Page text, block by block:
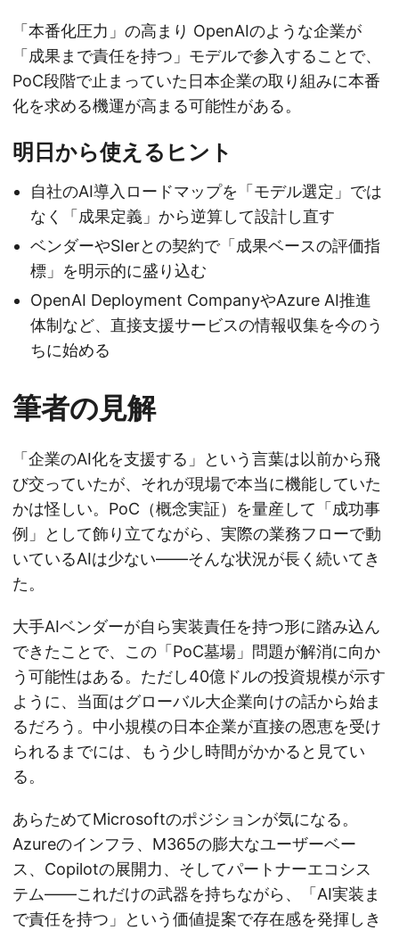
「本番化圧力」の高まり OpenAIのような企業が
「成果まで責任を持つ」モデルで参入することで、
PoC段階で止まっていた日本企業の取り組みに本番
化を求める機運が高まる可能性がある。
明日から使えるヒント
自社のAI導入ロードマップを「モデル選定」では
なく「成果定義」から逆算して設計し直す
ベンダーやSIerとの契約で「成果ベースの評価指
標」を明示的に盛り込む
OpenAI Deployment CompanyやAzure AI推進
体制など、直接支援サービスの情報収集を今のう
ちに始める
筆者の見解
「企業のAI化を支援する」という言葉は以前から飛
び交っていたが、それが現場で本当に機能していた
かは怪しい。PoC（概念実証）を量産して「成功事
例」として飾り立てながら、実際の業務フローで動
いているAIは少ない——そんな状況が長く続いてき
た。
大手AIベンダーが自ら実装責任を持つ形に踏み込ん
できたことで、この「PoC墓場」問題が解消に向か
う可能性はある。ただし40億ドルの投資規模が示す
ように、当面はグローバル大企業向けの話から始ま
るだろう。中小規模の日本企業が直接の恩恵を受け
られるまでには、もう少し時間がかかると見てい
る。
あらためてMicrosoftのポジションが気になる。
Azureのインフラ、M365の膨大なユーザーベー
ス、Copilotの展開力、そしてパートナーエコシス
テム——これだけの武器を持ちながら、「AI実装ま
で責任を持つ」という価値提案で存在感を発揮しき